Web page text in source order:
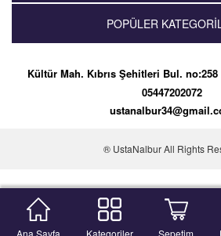
POPÜLER
Kültür Mah. Kıbrıs Şehitleri Bul. no:258
05447202072
® UstaNalbur All Rights
Ana Sayfa Kategoriler Sepetim